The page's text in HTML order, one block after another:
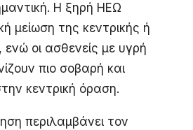
Η ξηρή ΗΕΩ
μείωση της κεντρικής ή
οι ασθενείς με υγρή
πιο σοβαρή και
κεντρική όραση.
περιλαμβάνει τον